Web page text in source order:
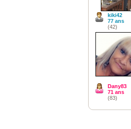
kiki42
77 ans
(42)
Dany83
71 ans
(83)